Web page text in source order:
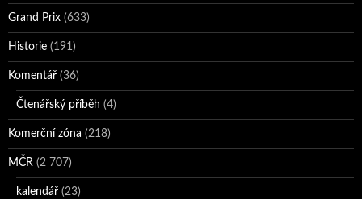
Grand Prix (633)
Historie (191)
Komentář (36)
Čtenářský příběh (4)
Komerční zóna (218)
MČR (2 707)
kalendář (23)